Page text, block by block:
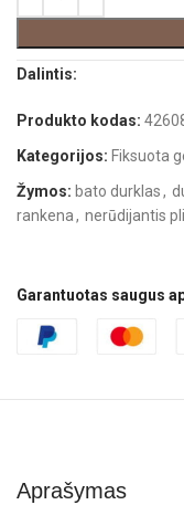
Dalintis:
Produkto kodas:
Kategorijos: Fiksuota
Žymos: bato durklas,
rankena, nerūdijantis
Garantuotas saugus
Aprašymas